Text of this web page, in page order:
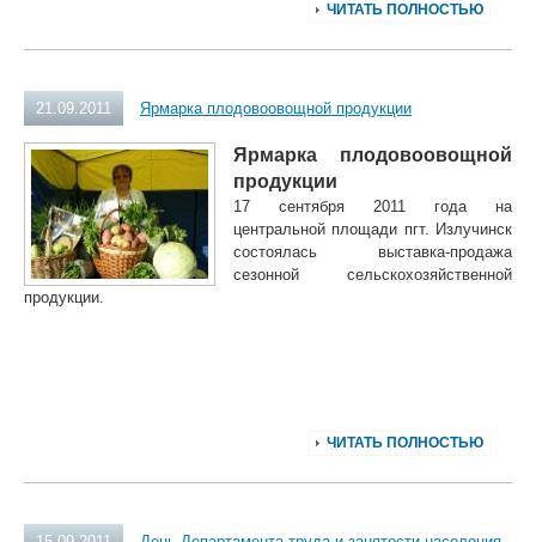
ЧИТАТЬ ПОЛНОСТЬЮ
21.09.2011 Ярмарка плодовоовощной продукции
Ярмарка плодовоовощной
продукции
17 сентября 2011 года на
центральной площади пгт. Излучинск
состоялась выставка-продажа
сезонной сельскохозяйственной
продукции.
ЧИТАТЬ ПОЛНОСТЬЮ